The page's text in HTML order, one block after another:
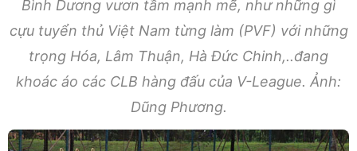
Bình Dương vươn tầm mạnh mẽ, như những gì
cựu tuyển thủ Việt Nam từng làm (PVF) với những
trọng Hóa, Lâm Thuận, Hà Đức Chinh,..đang
khoác áo các CLB hàng đấu của V-League. Ảnh:
Dũng Phương.